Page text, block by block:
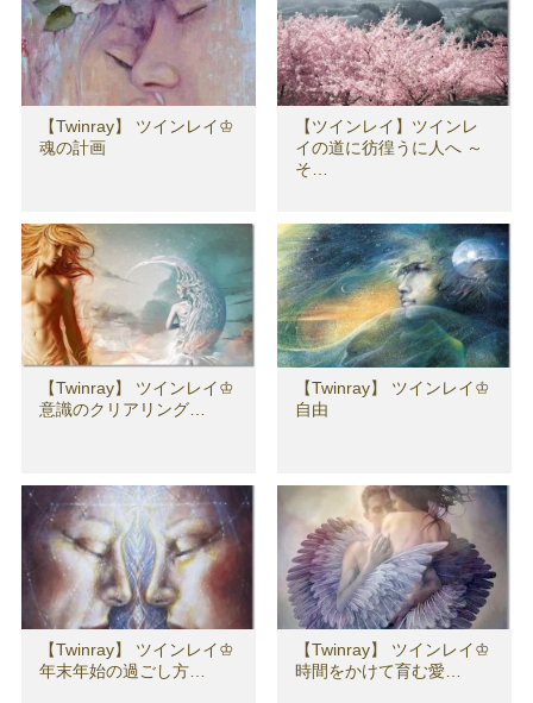
【Twinray】 ツインレイ♔
魂の計画
【ツインレイ】ツインレ
イの道に彷徨うに人へ ～
そ…
【Twinray】 ツインレイ♔
意識のクリアリング…
【Twinray】 ツインレイ♔
自由
【Twinray】 ツインレイ♔
年末年始の過ごし方…
【Twinray】 ツインレイ♔
時間をかけて育む愛…